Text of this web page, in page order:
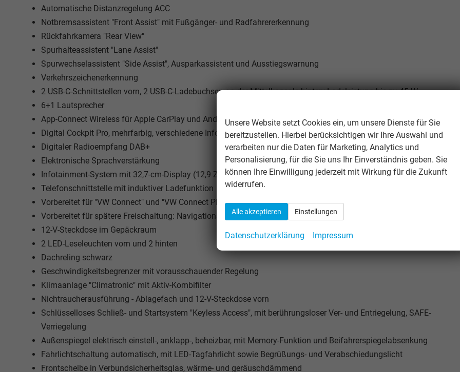
Automatische Distanzregelung ACC
Notbremsassistent "Front Assist" mit Fußgänger- und Radfahrererkennung
Rückfahrkamera "Rear View"
Spurhalteassistent "Lane Assist"
Spurwechselassistent "Side Assist", Ausparkassistent und Ausstiegswarnung
Verkehrszeichenerkennung
2 USB-C-Schnittstellen vorn, 2 USB-C-Ladebuchsen an der Mittelkonsole hinten; Ladeleistung bis zu 45 W
6+1 Lautsprecher
App-Connect Wireless für Apple CarPlay und Android Auto
Digital Cockpit Pro, mehrfarbig, verschiedene Info-Profile wählbar
Digitaler Radioempfang DAB+
Elektronische Sprachverstärkung
Infotainment-System mit 32,7-cm-Display (12,9 Zoll)
Telefonschnittstelle mit induktiver Ladefunktion
Vorbereitet für "VW Connect" und "VW Connect Plus"
Vorbereitet für spätere Freischaltung: Navigationssystem
12-V-Steckdose im Gepäckraum
2 LED-Leseleuchten vorn und 2 hinten
Dachreling schwarz
Geschwindigkeitsbegrenzer mit vorausschauender Regelung
Klimaanlage "Climatronic" mit Aktiv-Kombifilter
Nichtraucherausführung - Ablagefach und 12-V-Steckdose vorn
Schlüsselloses Schließ- und Startsystem "Keyless Access", mit berührungsloser Ver- und Entriegelung, SAFE-
Verriegelung
Außenspiegel elektrisch einstell-, anklapp-, beheizbar, mit Memory-Funktion und Beifahrerspiegelabsenkung
Fahrlichtschaltung automatisch, mit LED-Tagfahrlicht sowie Begrüßungs- und Verabschiedungslicht
Frontscheibe in Verbundsicherheitsglas, wärme- und geräuschdämmend
Unsere Website setzt Cookies ein, um unsere Dienste für Sie
bereitzustellen. Hierbei berücksichtigen wir Ihre Auswahl und
verarbeiten nur die Daten für Marketing, Analytics und
Personalisierung, für die Sie uns Ihr Einverständnis geben. Sie
können Ihre Einwilligung jederzeit mit Wirkung für die Zukunft
widerrufen.
Alle akzeptieren Einstellungen
Datenschutzerklärung Impressum